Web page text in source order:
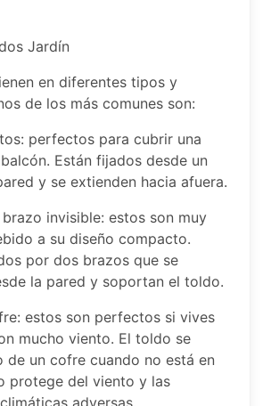
Jardín
en diferentes tipos y
de los más comunes son:
perfectos para cubrir una
Están fijados desde un
y se extienden hacia afuera.
invisible: estos son muy
a su diseño compacto.
por dos brazos que se
la pared y soportan el toldo.
estos son perfectos si vives
mucho viento. El toldo se
de un cofre cuando no está en
protege del viento y las
adversas.